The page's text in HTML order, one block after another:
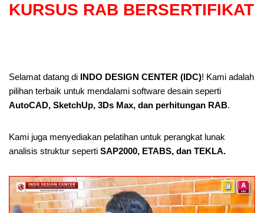
KURSUS RAB BERSERTIFIKAT
Selamat datang di INDO DESIGN CENTER (IDC)! Kami adalah
pilihan terbaik untuk mendalami software desain seperti
AutoCAD, SketchUp, 3Ds Max, dan perhitungan RAB.
Kami juga menyediakan pelatihan untuk perangkat lunak
analisis struktur seperti SAP2000, ETABS, dan TEKLA.